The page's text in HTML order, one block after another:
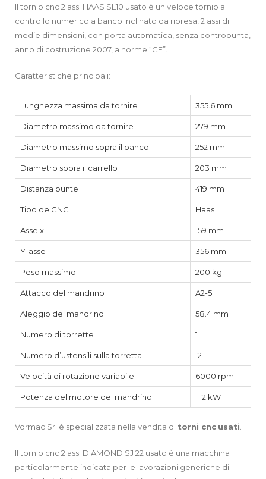
Il tornio cnc 2 assi HAAS SL10 usato è un veloce tornio a
controllo numerico a banco inclinato da ripresa, 2 assi di
medie dimensioni, con porta automatica, senza contropunta,
anno di costruzione 2007, a norme “CE”.
Caratteristiche principali:
Lunghezza massima da tornire 355.6 mm
Diametro massimo da tornire 279 mm
Diametro massimo sopra il banco 252 mm
Diametro sopra il carrello 203 mm
Distanza punte 419 mm
Tipo de CNC Haas
Asse x 159 mm
Y-asse 356 mm
Peso massimo 200 kg
Attacco del mandrino A2-5
Aleggio del mandrino 58.4 mm
Numero di torrette 1
Numero d’ustensili sulla torretta 12
Velocità di rotazione variabile 6000 rpm
Potenza del motore del mandrino 11.2 kW
Vormac Srl è specializzata nella vendita di torni cnc usati
Il tornio cnc 2 assi DIAMOND SJ 22 usato è una macchina
particolarmente indicata per le lavorazioni generiche di